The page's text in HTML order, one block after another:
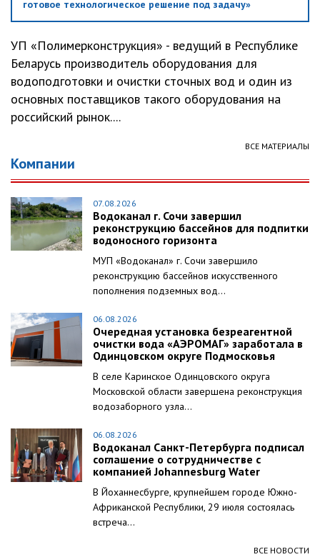
готовое технологическое решение под задачу»
УП «Полимерконструкция» - ведущий в Республике
Беларусь производитель оборудования для
водоподготовки и очистки сточных вод и один из
основных поставщиков такого оборудования на
российский рынок....
ВСЕ МАТЕРИАЛЫ
Компании
07.08.2026
Водоканал г. Сочи завершил
реконструкцию бассейнов для подпитки
водоносного горизонта
МУП «Водоканал» г. Сочи завершило
реконструкцию бассейнов искусственного
пополнения подземных вод...
06.08.2026
Очередная установка безреагентной
очистки вода «АЭРОМАГ» заработала в
Одинцовском округе Подмосковья
В селе Каринское Одинцовского округа
Московской области завершена реконструкция
водозаборного узла...
06.08.2026
Водоканал Санкт-Петербурга подписал
соглашение о сотрудничестве с
компанией Johannesburg Water
В Йоханнесбурге, крупнейшем городе Южно-
Африканской Республики, 29 июля состоялась
встреча...
ВСЕ НОВОСТИ